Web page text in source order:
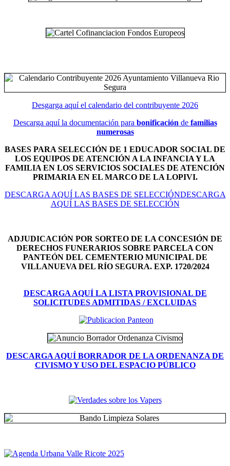
Desgarga aquí el calendario del contribuyente 2026
Descarga aquí la documentación para bonificación de familias
numerosas
BASES PARA SELECCIÓN DE 1 EDUCADOR SOCIAL DE
LOS EQUIPOS DE ATENCIÓN A LA INFANCIA Y LA
FAMILIA EN LOS SERVICIOS SOCIALES DE ATENCIÓN
PRIMARIA EN EL MARCO DE LA LOPIVI.
DESCARGA AQUÍ LAS BASES DE SELECCIÓNDESCARGA
AQUÍ LAS BASES DE SELECCIÓN
ADJUDICACIÓN POR SORTEO DE LA CONCESIÓN DE
DERECHOS FUNERARIOS SOBRE PARCELA CON
PANTEÓN DEL CEMENTERIO MUNICIPAL DE
VILLANUEVA DEL RÍO SEGURA. EXP. 1720/2024
DESCARGA AQUÍ LA LISTA PROVISIONAL DE
SOLICITUDES ADMITIDAS / EXCLUIDAS
DESCARGA AQUÍ BORRADOR DE LA ORDENANZA DE
CIVISMO Y USO DEL ESPACIO PÚBLICO